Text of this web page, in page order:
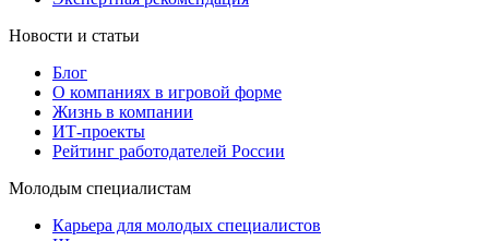
Новости и статьи
Блог
О компаниях в игровой форме
Жизнь в компании
ИТ-проекты
Рейтинг работодателей России
Молодым специалистам
Карьера для молодых специалистов